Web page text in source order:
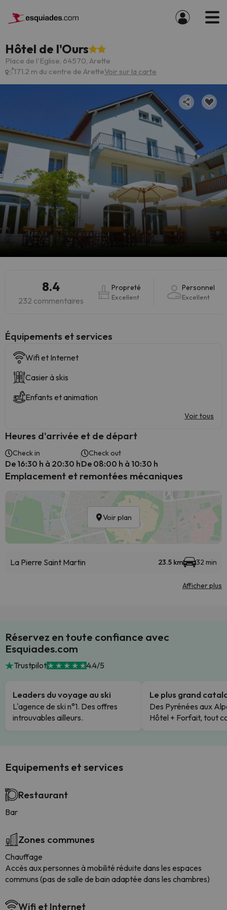
Hôtel de l'Ours
Place de l'Eglise, 64570, Arette
171.2 m du centre de AretteVoir sur la carte
8.4
232 commentaires
Propreté
Excellent
Personnel
Excellent
​Équipements et services
Wifi et Internet
Casier à skis
Enfants et animation
Voir tous
Heures d'arrivée et de départ
Check in
De 16:30 h à 20:30 h
Check out
De 08:00 h à 10:30 h
Emplacement et remontées mécaniques
Voir plan
La Pierre Saint Martin 23.5 km 32 min
Afficher plus
Réservez en toute confiance avec
Esquiades.com
Trustpilot 4.4/5
Leaders du voyage au ski
L'agence de ski n°1. Des offres
introuvables ailleurs.
Le plus grand
Des Pyrénées aux
Hôtel + Forfait, tout
Equipements et services
Restaurant
Bar
Zones communes
Chauffage
Accès aux personnes à mobilité réduite dans les espaces
communs (pas de salle de bain adaptée dans les chambres)
Wifi et Internet